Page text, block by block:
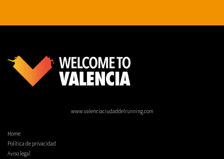
www.valenciaciudaddelrunning.com
Home
Política de privacidad
Aviso legal